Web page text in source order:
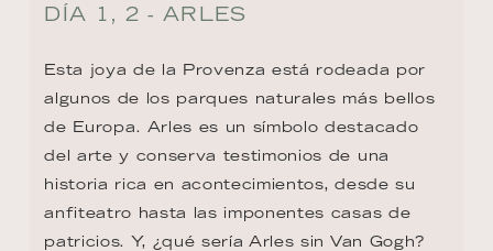
DÍA 1, 2 - ARLES
Esta joya de la Provenza está rodeada por
algunos de los parques naturales más bellos
de Europa. Arles es un símbolo destacado
del arte y conserva testimonios de una
historia rica en acontecimientos, desde su
anfiteatro hasta las imponentes casas de
patricios. Y, ¿qué sería Arles sin Van Gogh?